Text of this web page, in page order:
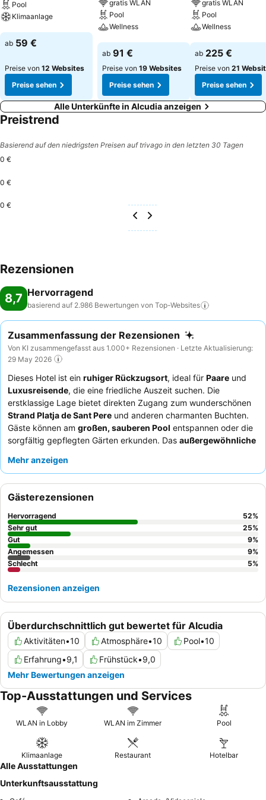
Pool
Klimaanlage
Preise sehen
ab 59 €
Preise von 12 Websites
Preise sehen
gratis WLAN
Pool
Wellness
Preise sehen
ab 91 €
Preise von 19 Websites
Preise sehen
gratis WLAN
Pool
Wellness
Preise sehen
ab 225 €
Preise von 21
Preise sehen
Alle Unterkünfte in Alcudia anzeigen
Preistrend
Basierend auf den niedrigsten Preisen auf trivago in den letzten 30 Tagen
0 €
0 €
0 €
Rezensionen
8,7 Hervorragend
basierend auf 2.986 Bewertungen von Top-Websites
Zusammenfassung der Rezensionen
Von KI zusammengefasst aus 1.000+ Rezensionen · Letzte Aktualisierung:
29 May 2026
Dieses Hotel ist ein ruhiger Rückzugsort, ideal für Paare und
Luxusreisende, die eine friedliche Auszeit suchen. Die
erstklassige Lage bietet direkten Zugang zum wunderschönen
Strand Platja de Sant Pere und anderen charmanten Buchten.
Gäste können am großen, sauberen Pool entspannen oder die
sorgfältig gepflegten Gärten erkunden. Das außergewöhnliche
durchweg hohes Lob und garantieren ein köstliches
empfiehlt es sich, ein Zimmer mit
Mehr anzeigen
Überdurchschnittlich gut bewertet für Alcudia
Aktivitäten•10 Atmosphäre•10 Pool•10
Erfahrung•9,1 Frühstück•9,0
Mehr Bewertungen anzeigen
Gästerezensionen
Hervorragend 52%
Sehr gut
25%
Gut
9%
Angemessen
9%
Schlecht
5%
Rezensionen anzeigen
Top-Ausstattungen und Services
WLAN in Lobby WLAN im Zimmer Pool
Klimaanlage Restaurant Hotelbar
Alle Ausstattungen
Unterkunftsausstattung